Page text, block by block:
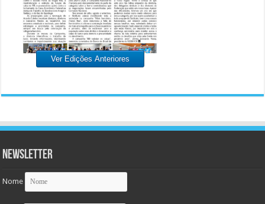
Ver Edições Anteriores
Newsletter
Nome